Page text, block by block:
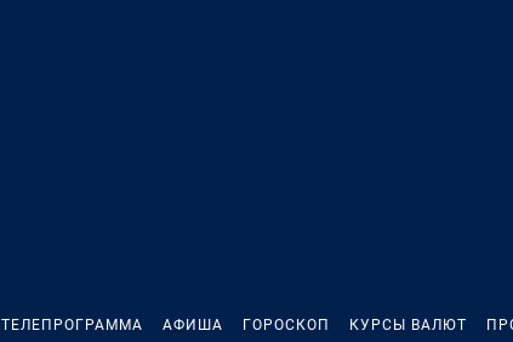
ТЕЛЕПРОГРАММА АФИША ГОРОСКОП КУРСЫ ВАЛЮТ